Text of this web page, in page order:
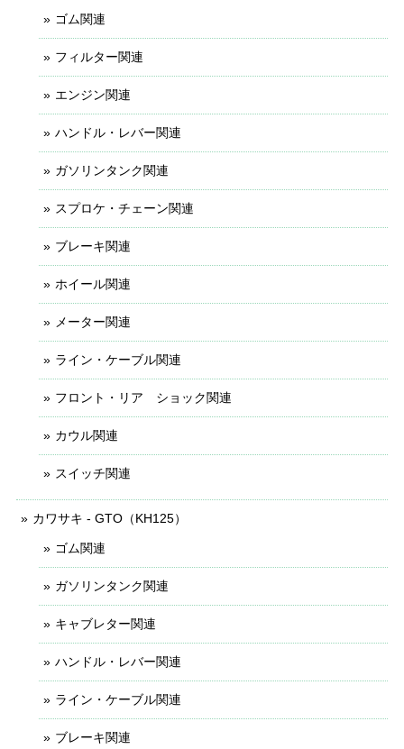
ゴム関連
フィルター関連
エンジン関連
ハンドル・レバー関連
ガソリンタンク関連
スプロケ・チェーン関連
ブレーキ関連
ホイール関連
メーター関連
ライン・ケーブル関連
フロント・リア ショック関連
カウル関連
スイッチ関連
カワサキ - GTO（KH125）
ゴム関連
ガソリンタンク関連
キャブレター関連
ハンドル・レバー関連
ライン・ケーブル関連
ブレーキ関連